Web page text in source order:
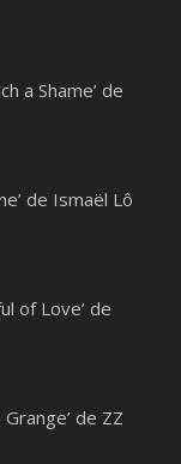
a Shame’ de
de Ismaël Lô
of Love’ de
de ZZ